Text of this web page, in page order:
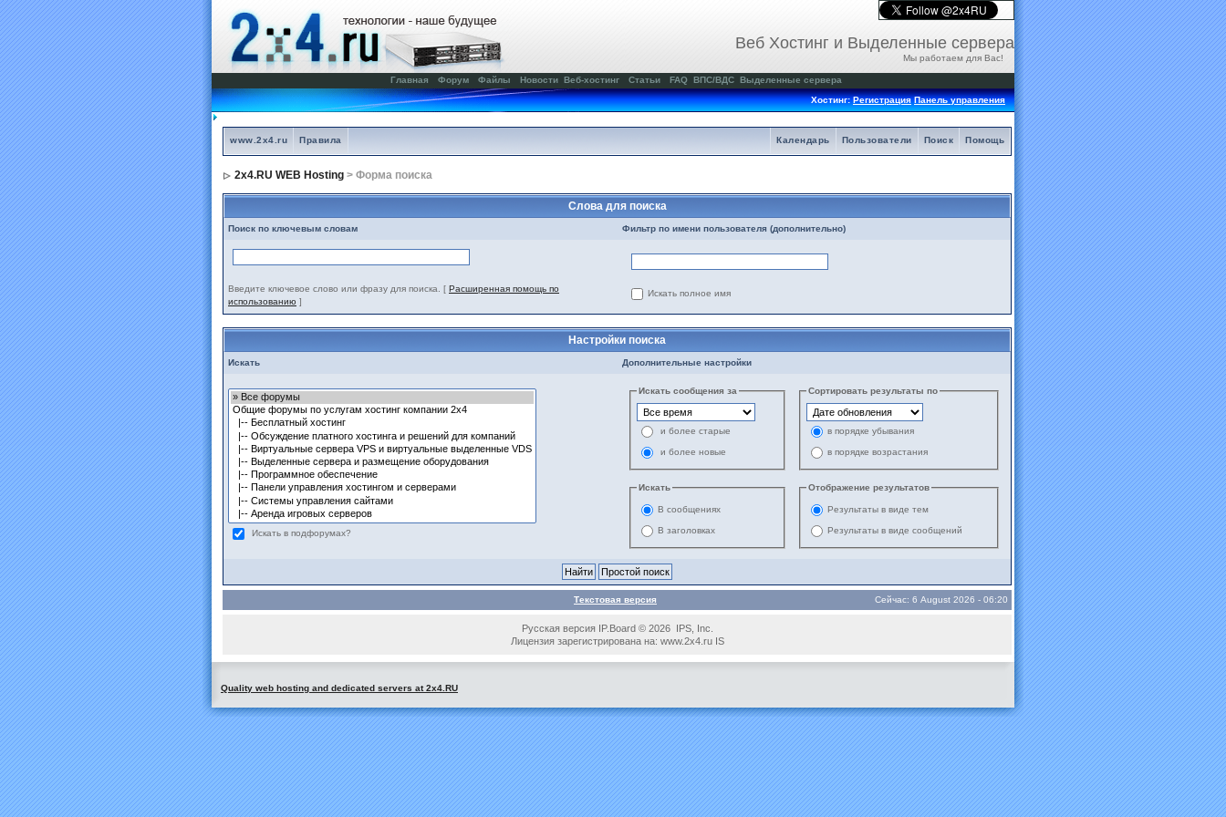
Веб Хостинг и Выделенные сервера
Мы работаем для Вас!
Главная Форум Файлы Новости Веб-хостинг Статьи FAQ ВПС/ВДС Выделенные сервера
Хостинг:Регистрация Панель управления
www.2x4.ru Правила Помощь
Поиск
Пользователи
Календарь
2x4.RU WEB Hosting > Форма поиска
Слова для поиска
Поиск по ключевым словам Фильтр по имени пользователя (дополнительно)
Введите ключевое слово или фразу для поиска. [ Расширенная помощь по
использованию ]
Искать полное имя
Настройки поиска
Искать Дополнительные настройки
Искать в подфорумах?
Искать сообщения за
и более старые
и более новые
Сортировать результаты по
в порядке убывания
в порядке возрастания
Искать
В сообщениях
В заголовках
Отображение результатов
Результаты в виде тем
Результаты в виде сообщений
Текстовая версия Сейчас: 6 August 2026 - 06:20
Русская версия IP.Board © 2026 IPS, Inc.
Лицензия зарегистрирована на: www.2x4.ru IS
Quality web hosting and dedicated servers at 2x4.RU